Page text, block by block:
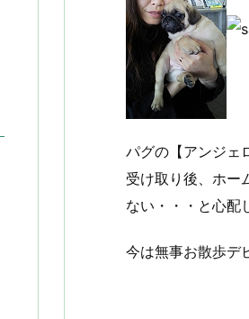
パグの【アンジェ
受け取り後、ホー
ない・・・と心配
今は無事お散歩デ